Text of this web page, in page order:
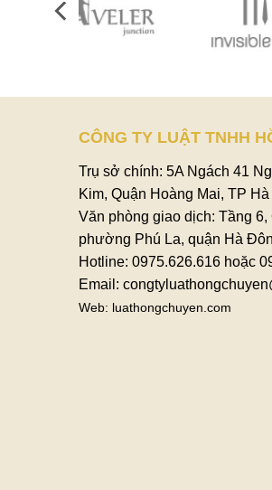
CÔNG TY LUẬT TNHH
Trụ sở chính: 5A Ngách 41
Kim, Quận Hoàng Mai, TP Hà
Văn phòng giao dịch: Tầng
phường Phú La, quận Hà
Hotline: 0975.626.616 hoặc
Email:
Web: luathongchuyen.com